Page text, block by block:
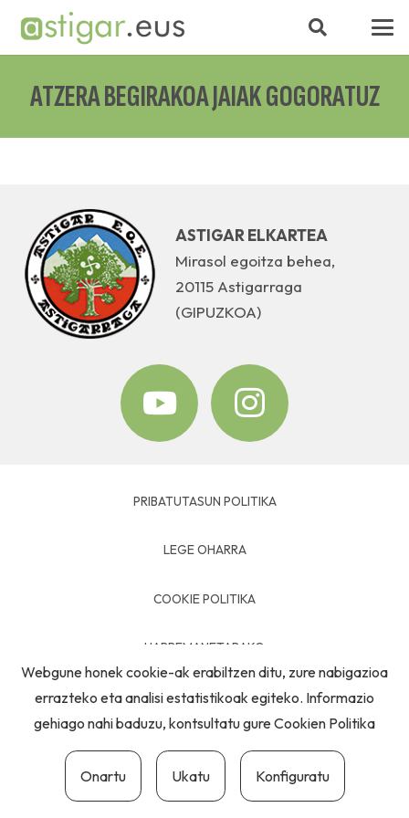
ATZERA BEGIRAKOA JAIAK GOGORATUZ
ASTIGAR ELKARTEA
Mirasol egoitza behea,
20115 Astigarraga
(GIPUZKOA)
PRIBATUTASUN POLITIKA
LEGE OHARRA
COOKIE POLITIKA
HARREMANETARAKO
Webgune honek cookie-ak erabiltzen ditu, zure nabigazioa
errazteko eta analisi estatistikoak egiteko. Informazio
gehiago nahi baduzu, kontsultatu gureCookien Politika
Onartu Ukatu Konfiguratu